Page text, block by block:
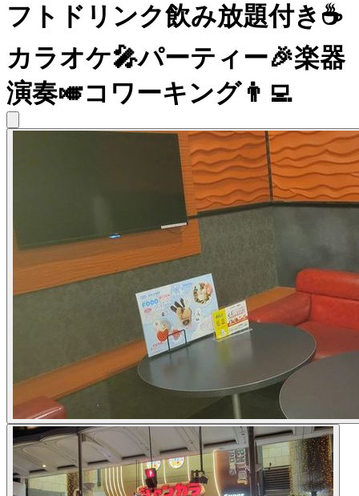
フトドリンク飲み放題付き☕️
カラオケ🎤パーティー🎉楽器
演奏🎺コワーキング👨‍💻